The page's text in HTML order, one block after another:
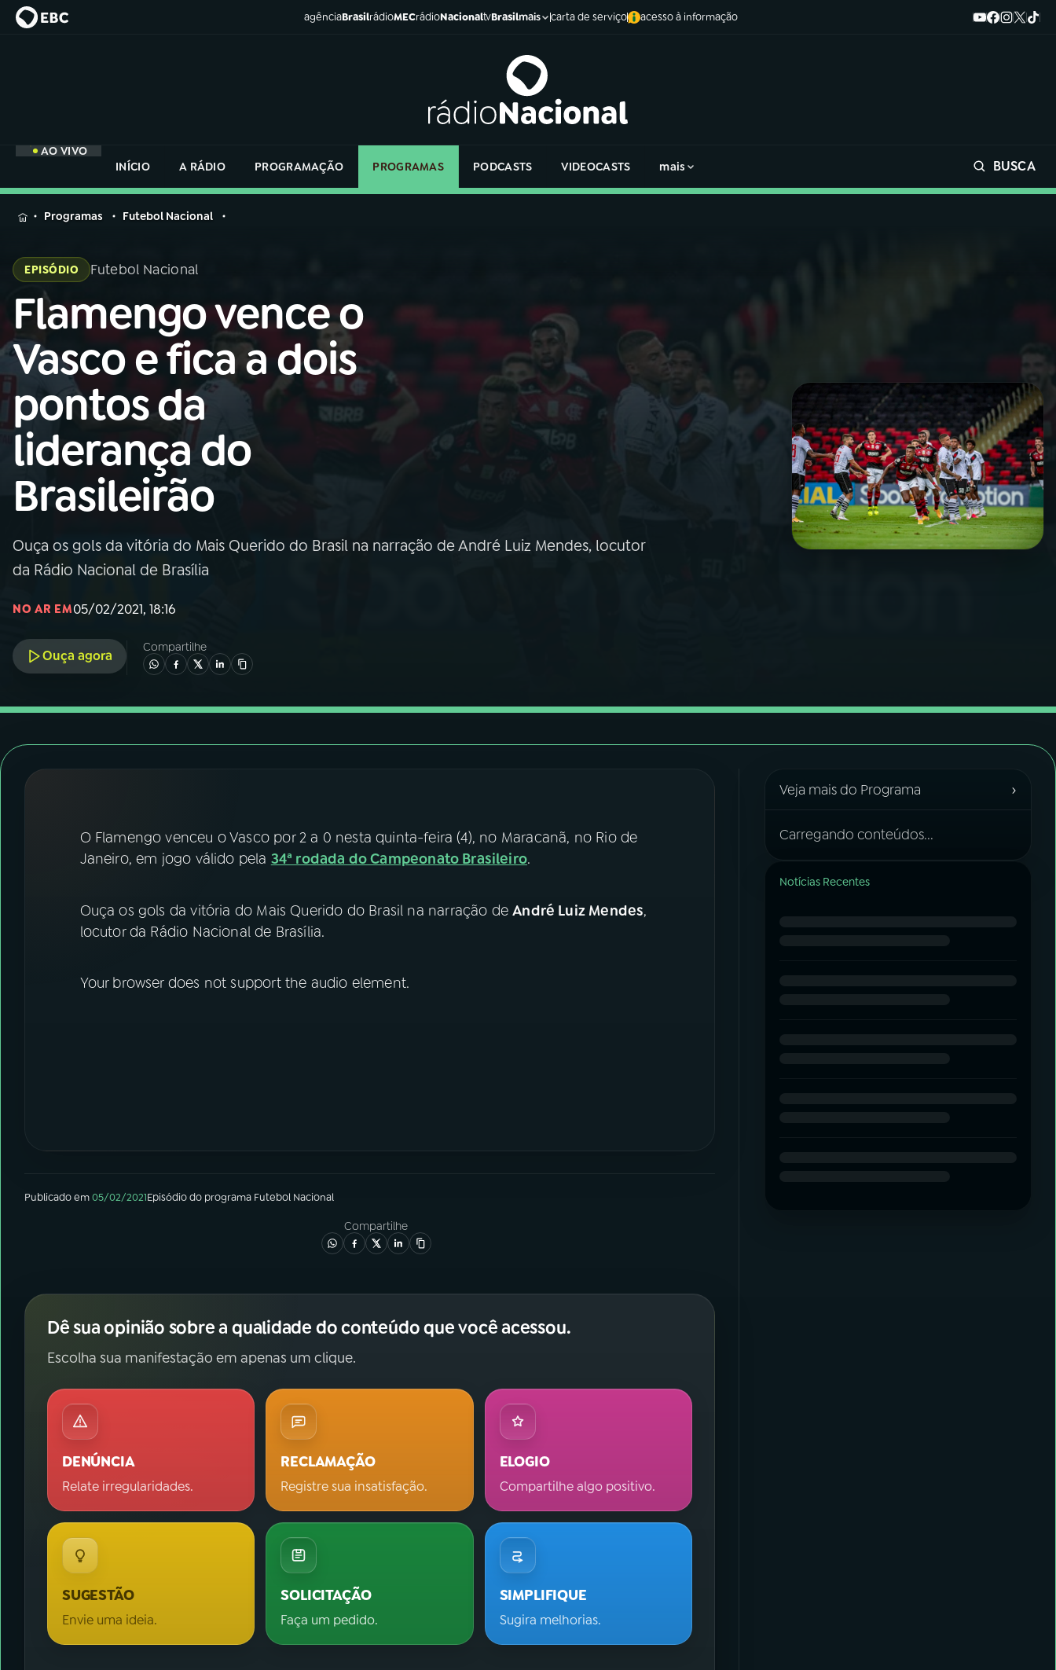
agênciaBrasilrádioMECrádioNacionaltvBrasilmais carta de serviço acesso à informação
AO VIVO
INÍCIO
A RÁDIO PROGRAMAÇÃO PROGRAMAS PODCASTS VIDEOCASTS mais BUSCA
MENU
Buscar
na
Rádio
Nacional
AO VIVO
01INÍCIO
02 A RÁDIO
03PROGRAMAÇÃO
04PROGRAMAS
05 PODCASTS
06VIDEOCASTS
07ÚLTIMAS
YouTube Facebook
na
Rádio
Nacional
Programas Futebol Nacional
EPISÓDIO Futebol Nacional
Flamengo vence o
Vasco e fica a dois
pontos da
liderança do
Brasileirão
Ouça os gols da vitória do Mais Querido do Brasil na narração de André Luiz Mendes, locutor
da Rádio Nacional de Brasília
NO AR EM05/02/2021, 18:16
Ouça agora
Compartilhe
O Flamengo venceu o Vasco por 2 a 0 nesta quinta-feira (4), no Maracanã, no Rio de
Janeiro, em jogo válido pela 34ª rodada do Campeonato Brasileiro.
Ouça os gols da vitória do Mais Querido do Brasil na narração deAndré Luiz Mendes,
locutor da Rádio Nacional de Brasília.
Your browser does not support the audio element.
Publicado em05/02/2021Episódiodo programa Futebol Nacional
Compartilhe
Dê sua opinião sobre a qualidade do conteúdo que você acessou.
Escolha sua manifestação em apenas um clique.
DENÚNCIA
Relate irregularidades.
RECLAMAÇÃO
Registre sua insatisfação.
ELOGIO
Compartilhe algo positivo.
SUGESTÃO
Envie uma ideia.
SOLICITAÇÃO
Faça um pedido.
SIMPLIFIQUE
Sugira melhorias.
Veja mais do Programa ›
Carregando conteúdos...
Notícias Recentes